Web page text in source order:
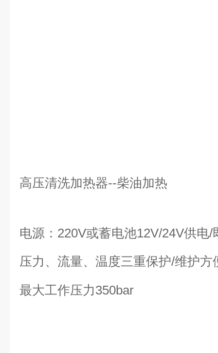
高压清洗加热器--柴油加热
电源：220V或蓄电池12V/24V供电/
压力、流量、温度三重保护/维护方
最大工作压力350bar